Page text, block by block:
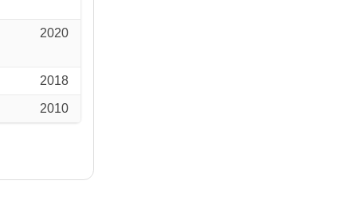
2020
2018
2010